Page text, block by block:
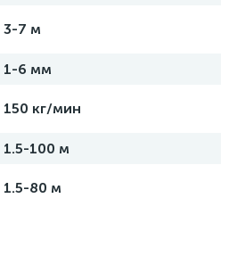
3-7 м
1-6 мм
150 кг/мин
1.5-100 м
1.5-80 м